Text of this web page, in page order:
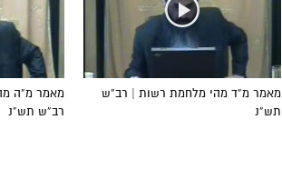
מאמר מ”ה
רב”ש תש”נ
מאמר מ”ד מהי מלחמת רשות | רב”ש
תש”נ